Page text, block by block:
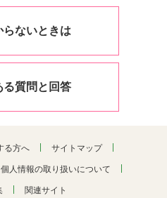
らないときは
る質問と回答
る方へ サイトマップ
個人情報の取り扱いについて
関連サイト